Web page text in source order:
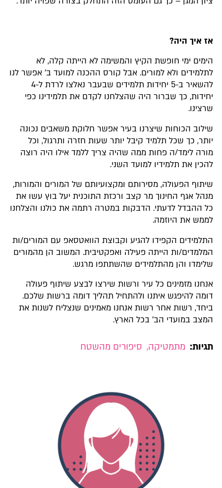
אז איך היה?
הימים ימי חופשת הקיץ והמשימה לא הייתה קלה, לא
לתלמידים ולא למורים. אבל קורס ההכנה למועד ב' אפשר לנו
להשאיר ב-5 יחידות תלמידים שבעבר נאלצו לרדת ל-4
יחידות, כך שברור היה שהצלחנו לקדם את תלמידינו כפי
שרצינו.
שילוב הכוחות שיצרנו בעיר אפשר חלוקת משאבים נכונה
יותר, כך שכל תלמיד קיבל יותר שעות חזרה ותרגול, וכל
מורה לימד/ה פחות ממה שהיה צריך ללמד אילו היה רוצה
להכין את תלמידיו למועד השני.
שיתוף הפעולה, מסירותם ומקצועיותם של המורים והמורות,
מנהל אגף החינוך מר קצב ורכזת התוכנית יעל בוץ עשו את
כל ההבדל לדעתי. הדבקות במטרה רתמה את כולנו והצלחנו
לממש את היוזמה.
התלמידים הקפידו להגיע וקבוצת הוואטסאפ עם המורים/ות
המלמדים/ות הייתה פעילה ואפקטיבית. המשוב הן מהמורים
שלימדו והן מהתלמידים שהשתתפו מרגש.
אנחנו מזמינים כל עיר ורשות שירצו לבצע שיתוף פעולה
דומה להיפגש איתנו ולהתחיל תהליך דומה ברשות שלכם.
ביחד, רשות אחר רשות אנחנו מאמינים שנצליח לשנות את
המצב במועדי הב' בכל הארץ.
תגיות: מתמטיקה, סיפורים מהשטח